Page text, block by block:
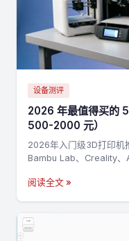
设备测评
2026 年最值得买的
500-2000 元）
2026年入门级3D打印
Bambu Lab、Creality、
阅读全文 »